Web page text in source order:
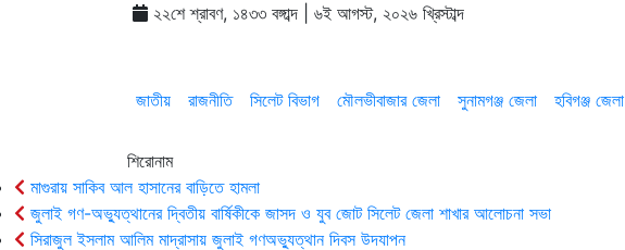
২২শে শ্রাবণ, ১৪৩৩ বঙ্গাব্দ | ৬ই আগস্ট, ২০২৬ খ্রিস্টাব্দ
জাতীয় রাজনীতি সিলেট বিভাগ মৌলভীবাজার জেলা সুনামগঞ্জ জেলা হবিগঞ্জ জেলা
শিরোনাম
মাগুরায় সাকিব আল হাসানের বাড়িতে হামলা
জুলাই গণ-অভ্যুত্থানের দ্বিতীয় বার্ষিকীকে জাসদ ও যুব জোট সিলেট জেলা শাখার আলোচনা সভা
সিরাজুল ইসলাম আলিম মাদ্রাসায় জুলাই গণঅভ্যুত্থান দিবস উদযাপন